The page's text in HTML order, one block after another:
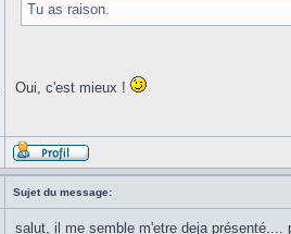
Tu as raison.
Oui, c'est mieux !
Sujet du message:
salut, il me semble m'etre deja présenté....